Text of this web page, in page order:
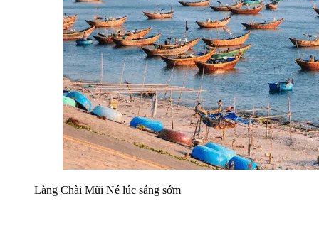
Làng Chài Mũi Né lúc sáng sớm